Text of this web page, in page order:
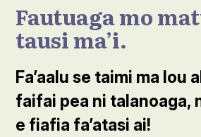
Fautuaga mo
tausi ma’i.
Fa’aalu se taimi ma lou
faifai pea ni talanoaga,
e fiafia fa’atasi ai!